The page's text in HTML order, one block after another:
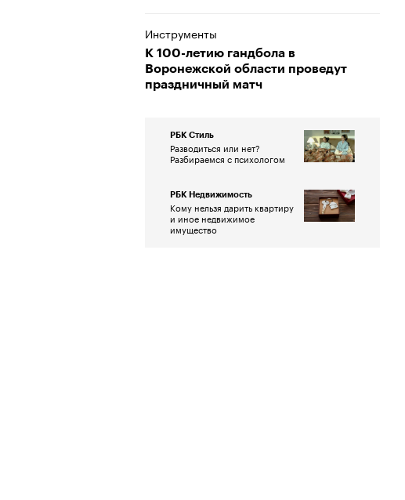
Инструменты
К 100-летию гандбола в
Воронежской области проведут
праздничный матч
РБК Стиль
Разводиться или нет?
Разбираемся с психологом
РБК Недвижимость
Кому нельзя дарить квартиру
и иное недвижимое
имущество